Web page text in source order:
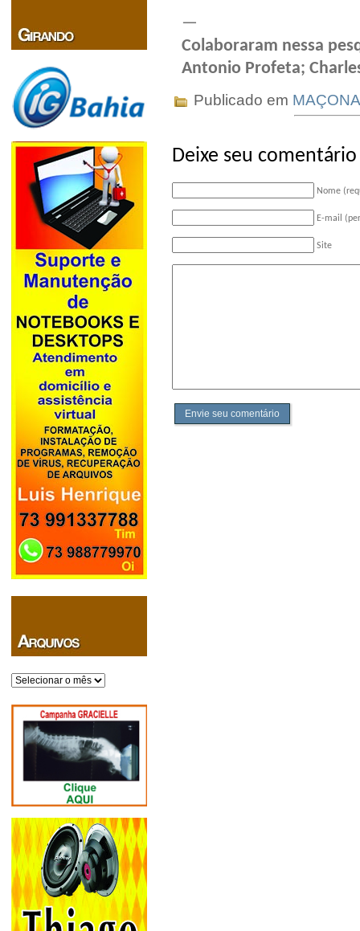
Arquivos
—
Colaboraram nessa
Antonio Profeta;
Publicado em
Deixe seu comentário
Nome
E-mail
Site
Envie seu comentário